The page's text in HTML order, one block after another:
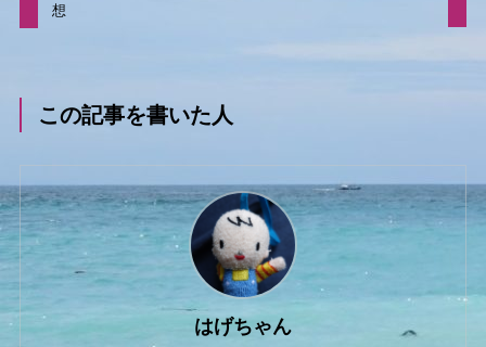
想
この記事を書いた人
はげちゃん